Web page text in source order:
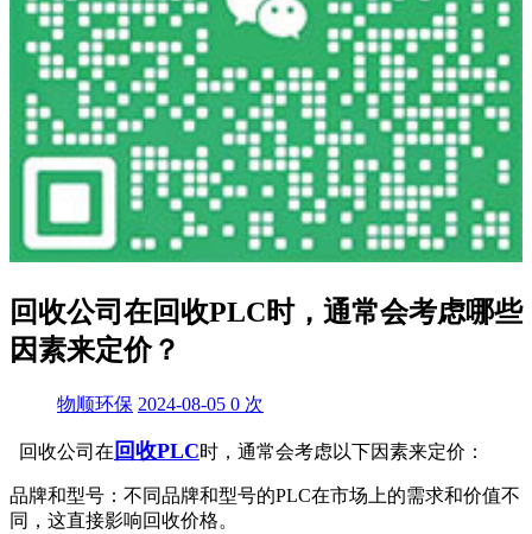
回收公司在回收PLC时，通常会考虑哪些
因素来定价？
物顺环保 2024-08-05 0 次
回收公司在 回收PLC时，通常会考虑以下因素来定价：
品牌和型号：不同品牌和型号的PLC在市场上的需求和价值不
同，这直接影响回收价格。